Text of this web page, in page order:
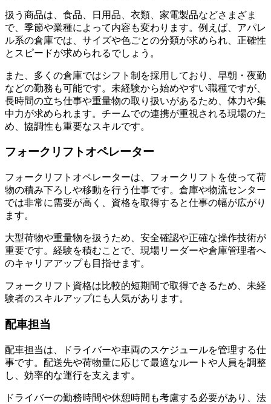
扱う商品は、食品、日用品、衣類、家電製品などさまざま
で、季節や業種によって内容も変わります。例えば、アパレ
ル系の倉庫では、サイズや色ごとの分類が求められ、正確性
とスピードが求められるでしょう。
また、多くの倉庫ではシフト制を採用しており、早朝・夜勤
などの勤務も可能です。未経験から始めやすい職種ですが、
長時間の立ち仕事や重量物の取り扱いがあるため、体力や集
中力が求められます。チームでの連携が重視される現場のた
め、協調性も重要なスキルです。
フォークリフトオペレーター
フォークリフトオペレーターは、フォークリフトを使って荷
物の積み下ろしや移動を行う仕事です。倉庫や物流センター
では非常に需要が高く、資格を取得すると仕事の幅が広がり
ます。
大型荷物や重量物を扱うため、安全確認や正確な操作技術が
重要です。経験を積むことで、現場リーダーや倉庫管理者へ
のキャリアアップも目指せます。
フォークリフト資格は比較的短期間で取得できるため、未経
験者のスキルアップにも人気があります。
配車担当
配車担当は、ドライバーや車両のスケジュールを管理する仕
事です。配送先や荷物量に応じて最適なルートや人員を調整
し、効率的な運行を支えます。
ドライバーの勤務時間や休憩時間も考慮する必要があり、法